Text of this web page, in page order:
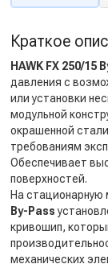
Краткое
HAWK FX 250/15
давления с
или установки
модульной
окрашенной
требованиям
Обеспечивает
поверхностей.
На стационарную
By-Pass
кривошип,
механических